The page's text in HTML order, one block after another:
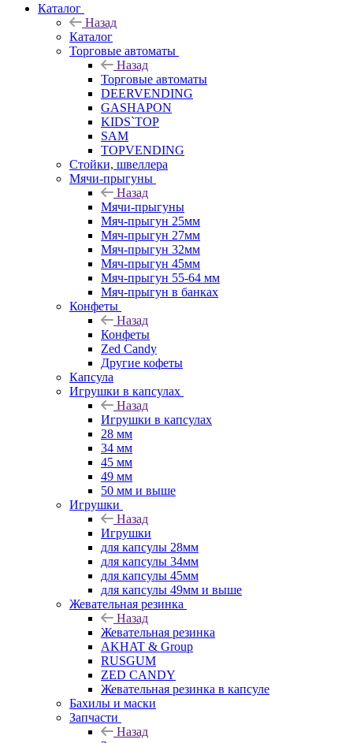
Каталог
Назад
Каталог
Торговые автоматы
Назад
Торговые автоматы
DEERVENDING
GASHAPON
KIDS`TOP
SAM
TOPVENDING
Стойки, швеллера
Мячи-прыгуны
Назад
Мячи-прыгуны
Мяч-прыгун 25мм
Мяч-прыгун 27мм
Мяч-прыгун 32мм
Мяч-прыгун 45мм
Мяч-прыгун 55-64 мм
Мяч-прыгун в банках
Конфеты
Назад
Конфеты
Zed Candy
Другие кофеты
Капсула
Игрушки в капсулах
Назад
Игрушки в капсулах
28 мм
34 мм
45 мм
49 мм
50 мм и выше
Игрушки
Назад
Игрушки
для капсулы 28мм
для капсулы 34мм
для капсулы 45мм
для капсулы 49мм и выше
Жевательная резинка
Назад
Жевательная резинка
AKHAT & Group
RUSGUM
ZED CANDY
Жевательная резинка в капсуле
Бахилы и маски
Запчасти
Назад